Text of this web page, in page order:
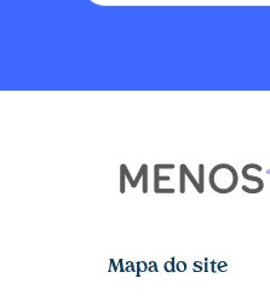
Mapa do site